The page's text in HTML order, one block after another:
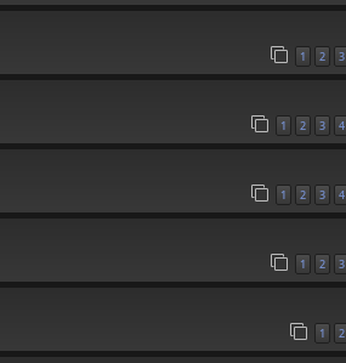
1 2 3
1 2 3 4
1 2 3 4
1 2 3
1 2